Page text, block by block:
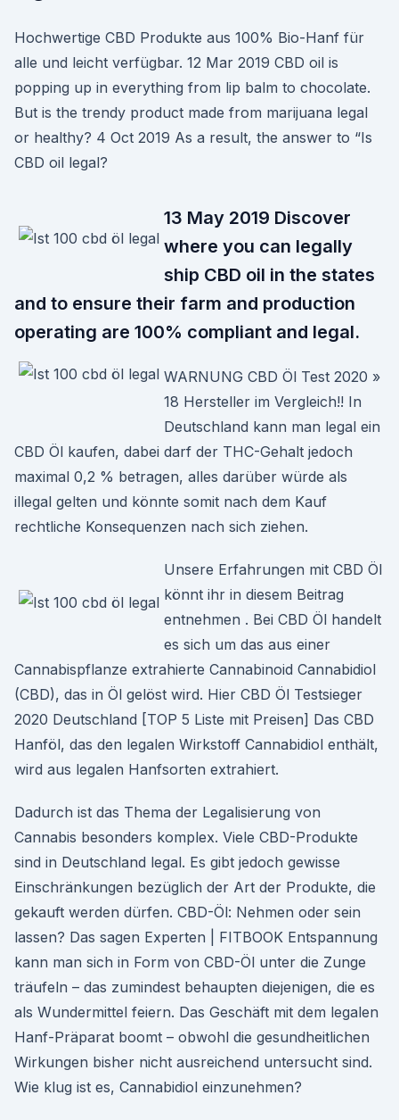
Hochwertige CBD Produkte aus 100% Bio-Hanf für
alle und leicht verfügbar. 12 Mar 2019 CBD oil is
popping up in everything from lip balm to chocolate.
But is the trendy product made from marijuana legal
or healthy? 4 Oct 2019 As a result, the answer to “Is
CBD oil legal?
13 May 2019 Discover
where you can legally
ship CBD oil in the states
and to ensure their farm and production
operating are 100% compliant and legal.
WARNUNG CBD Öl Test 2020 »
18 Hersteller im Vergleich!! In
Deutschland kann man legal ein
CBD Öl kaufen, dabei darf der THC-Gehalt jedoch
maximal 0,2 % betragen, alles darüber würde als
illegal gelten und könnte somit nach dem Kauf
rechtliche Konsequenzen nach sich ziehen.
Unsere Erfahrungen mit CBD Öl
könnt ihr in diesem Beitrag
entnehmen . Bei CBD Öl handelt
es sich um das aus einer
Cannabispflanze extrahierte Cannabinoid Cannabidiol
(CBD), das in Öl gelöst wird. Hier CBD Öl Testsieger
2020 Deutschland [TOP 5 Liste mit Preisen] Das CBD
Hanföl, das den legalen Wirkstoff Cannabidiol enthält,
wird aus legalen Hanfsorten extrahiert.
Dadurch ist das Thema der Legalisierung von
Cannabis besonders komplex. Viele CBD-Produkte
sind in Deutschland legal. Es gibt jedoch gewisse
Einschränkungen bezüglich der Art der Produkte, die
gekauft werden dürfen. CBD-Öl: Nehmen oder sein
lassen? Das sagen Experten | FITBOOK Entspannung
kann man sich in Form von CBD-Öl unter die Zunge
träufeln – das zumindest behaupten diejenigen, die es
als Wundermittel feiern. Das Geschäft mit dem legalen
Hanf-Präparat boomt – obwohl die gesundheitlichen
Wirkungen bisher nicht ausreichend untersucht sind.
Wie klug ist es, Cannabidiol einzunehmen?